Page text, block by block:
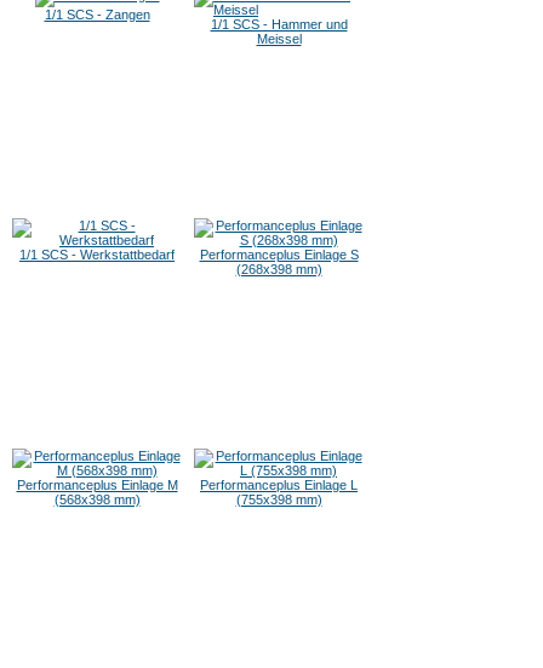
1/1 SCS - Zangen
1/1 SCS - Hammer und
Meissel
1/1 SCS - Werkstattbedarf
Performanceplus Einlage S
(268x398 mm)
Performanceplus Einlage M
(568x398 mm)
Performanceplus Einlage L
(755x398 mm)